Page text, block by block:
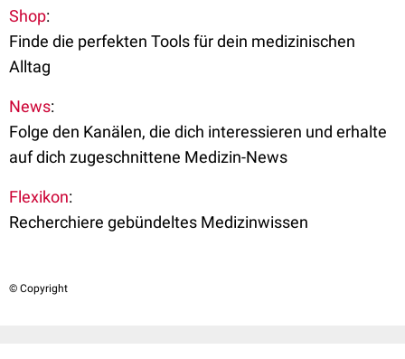
Shop:
Finde die perfekten Tools für dein medizinischen
Alltag
News:
Folge den Kanälen, die dich interessieren und erhalte
auf dich zugeschnittene Medizin-News
Flexikon:
Recherchiere gebündeltes Medizinwissen
© Copyright